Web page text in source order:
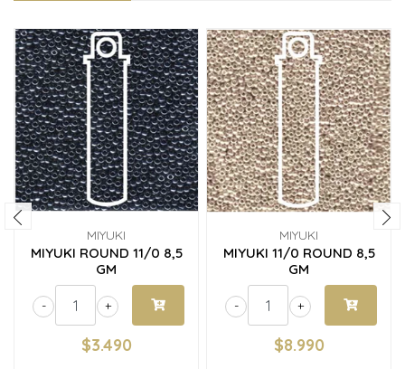
MIYUKI
MIYUKI ROUND 11/0 8,5
GM
+
-
$3.490
MIYUKI
MIYUKI 11/0 ROUND 8,5
GM
+
-
$8.990